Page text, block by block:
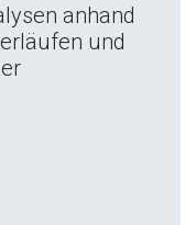
anhand
und